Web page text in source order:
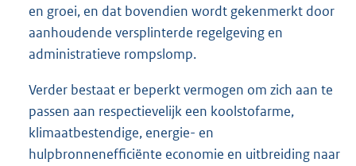
en groei, en dat bovendien wordt gekenmerkt door
aanhoudende versplinterde regelgeving en
administratieve rompslomp.
Verder bestaat er beperkt vermogen om zich aan te
passen aan respectievelijk een koolstofarme,
klimaatbestendige, energie- en
hulpbronnenefficiënte economie en uitbreiding naar